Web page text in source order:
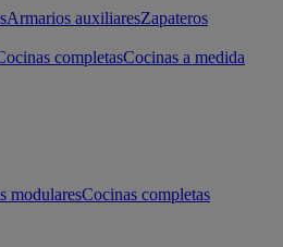
Armarios auxiliaresZapateros
completasCocinas a medida
modularesCocinas completas